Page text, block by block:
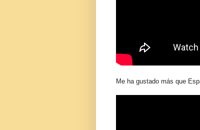
Me ha gustado más que